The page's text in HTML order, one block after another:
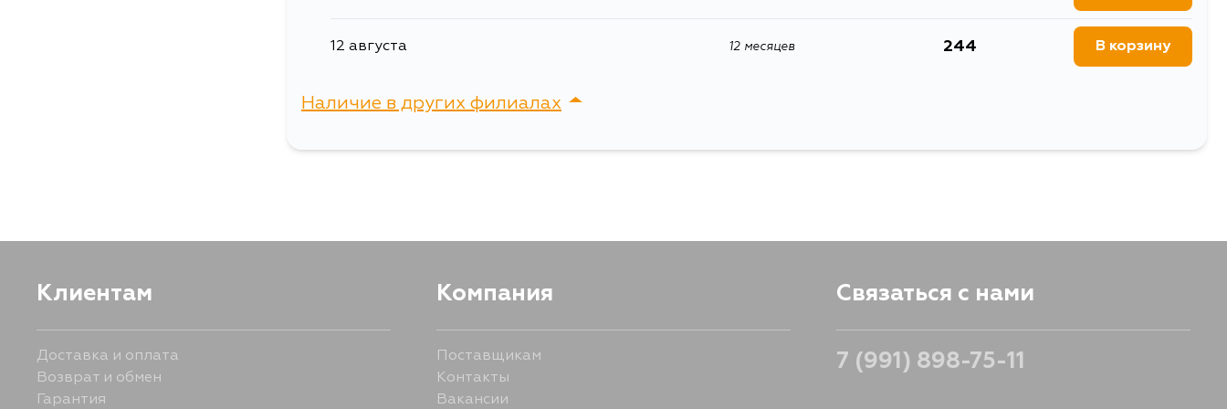
12 августа 12 месяцев 244 В корзину
Наличие в других филиалах
Клиентам
Доставка и оплата
Возврат и обмен
Гарантия
Компания
Поставщикам
Контакты
Вакансии
Связаться с нами
7 (991) 898-75-11